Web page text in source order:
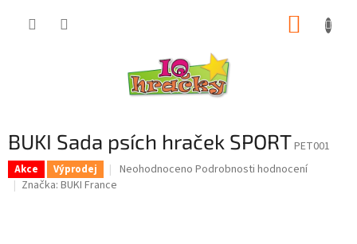
BUKI Sada psích hraček SPORTPET001
Akce Výprodej
Průměrné
Neohodnoceno Podrobnosti hodnocení
Značka: BUKI France